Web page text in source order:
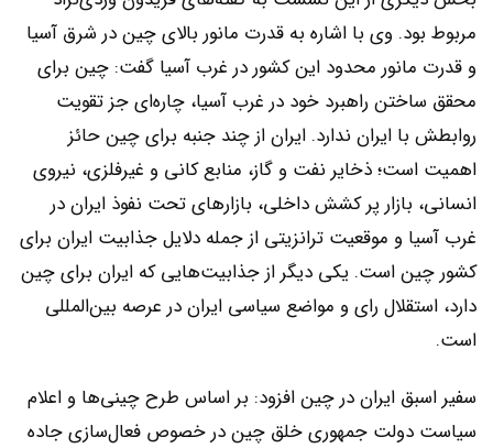
مربوط بود. وی با اشاره به قدرت مانور بالای چین در شرق آسیا
و قدرت مانور محدود این کشور در غرب آسیا گفت: چین برای
محقق ساختن راهبرد خود در غرب آسیا، چاره‌‌‌ای جز تقویت
روابطش با ایران ندارد. ایران از چند جنبه برای چین حائز
اهمیت است؛ ذخایر نفت و گاز، منابع کانی و غیرفلزی، نیروی
انسانی، بازار پر کشش داخلی، بازارهای تحت نفوذ ایران در
غرب آسیا و موقعیت ترانزیتی از جمله دلایل جذابیت ایران برای
کشور چین است. یکی دیگر از جذابیت‌‌‌هایی که ایران برای چین
دارد، استقلال رای و مواضع سیاسی ایران در عرصه بین‌المللی
است.
سفیر اسبق ایران در چین افزود: بر اساس طرح چینی‌‌‌ها و اعلام
سیاست دولت جمهوری خلق چین در خصوص فعال‌‌‌سازی جاده